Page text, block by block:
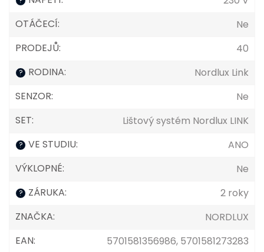
OTÁČECÍ:
Ne
PRODEJŮ: 40
? RODINA:
Nordlux Link
SENZOR:
Ne
SET: Lištový systém Nordlux LINK
? VE STUDIU:
ANO
VÝKLOPNÉ: Ne
? ZÁRUKA:
2 roky
ZNAČKA:
NORDLUX
EAN: 5701581356986, 5701581273283